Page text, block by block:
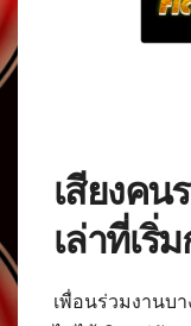
เสียงคน
เล่าที่เริ่
เพื่อนร่วมงานบ